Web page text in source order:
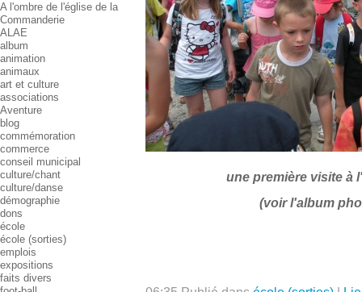
A l'ombre de l'église de la
Commanderie
ALAE
album
animation
animaux
art et culture
associations
Aventure
blog
commémoration
commerce
conseil municipal
culture/chant
culture/danse
démographie
dons
école
école (sorties)
emplois
expositions
faits divers
une première visite à
(voir l'album